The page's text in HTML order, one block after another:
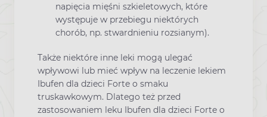
napięcia mięśni szkieletowych, które
występuje w przebiegu niektórych
chorób, np. stwardnieniu rozsianym).
Także niektóre inne leki mogą ulegać
wpływowi lub mieć wpływ na leczenie lekiem
Ibufen dla dzieci Forte o smaku
truskawkowym. Dlatego też przed
zastosowaniem leku Ibufen dla dzieci Forte o